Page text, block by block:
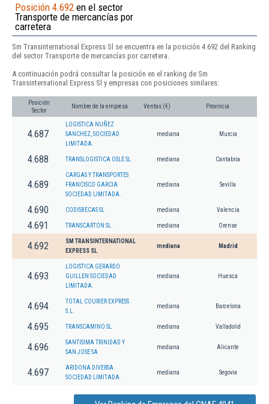
Posición 4.692 en el sector
Transporte de mercancías por
carretera
Sm Transinternational Express Sl se encuentra en la posición 4.692 del Ranking
del sector Transporte de mercancías por carretera.
A continuación podrá consultar la posición en el ranking de Sm
Transinternational Express Sl y empresas con posiciones similares:
Posición
Sector
Nombre de la empresa Ventas (€) Provincia
4.687
LOGISTICA NUÑEZ
SANCHEZ, SOCIEDAD
LIMITADA.
mediana Murcia
4.688 TRANSLOGISTICA OSLE SL mediana Cantabria
4.689
CARGAS Y TRANSPORTES
FRANCISCO GARCIA
SOCIEDAD LIMITADA.
mediana Sevilla
4.690 CODISBECAS SL mediana Valencia
4.691 TRANSCARTON SL. mediana Orense
4.692
SM TRANSINTERNATIONAL
EXPRESS SL
mediana Madrid
4.693
LOGISTICA GERARDO
GUILLEN SOCIEDAD
LIMITADA.
mediana Huesca
4.694
TOTAL COURIER EXPRESS
S.L.
mediana Barcelona
4.695 TRANSCAMINO SL mediana Valladolid
4.696
SANTISIMA TRINIDAD Y
SAN JOSE SA
mediana Alicante
4.697
ARIDONA DIVERSA
SOCIEDAD LIMITADA.
mediana Segovia